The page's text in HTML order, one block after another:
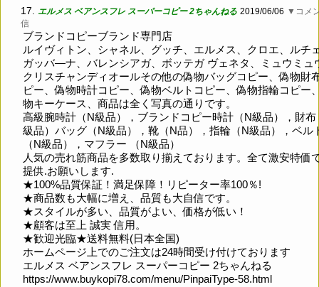
17. エルメス ベアンスフレ スーパーコピー 2ちゃんねる 2019/06/06 ▼コメ
信
ブランドコピーブランド専門店
ルイヴィトン、シャネル、グッチ、エルメス、クロエ、ルチ
ガッバ―ナ、バレンシアガ、ボッテガ ヴェネタ、ミュウミュ
クリスチャンディオールその他の偽物バッグコピー、偽物財
ピー、偽物時計コピー、偽物ベルトコピー、偽物指輪コピー
物キーケース、商品は全く写真の通りです。
高級腕時計（N級品），ブランドコピー時計（N級品），財布
級品）バッグ（N級品），靴（N品），指輪（N級品），ベル
（N級品），マフラー （N級品）
人気の売れ筋商品を多数取り揃えております。全て激安特価
提供.お願いします.
★100%品質保証！満足保障！リピーター率100％!
★商品数も大幅に増え、品質も大自信です。
★スタイルが多い、品質がよい、価格が低い！
★顧客は至上 誠実 信用。
★歓迎光臨★送料無料(日本全国)
ホームページ上でのご注文は24時間受け付けております
エルメス ベアンスフレ スーパーコピー 2ちゃんねる
https://www.buykopi78.com/menu/PinpaiType-58.html